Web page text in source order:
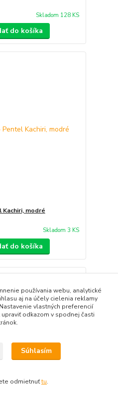
Skladom 128 KS
do košíka
modré
Skladom 3 KS
do košíka
16,49 EUR
používania webu, analytické
aj na účely cielenia reklamy
vlastných preferencií
odkazom v spodnej časti
Súhlasím
odmietnuťtu.